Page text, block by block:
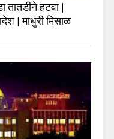
तातडीने हटवा |
| माधुरी मिसाळ